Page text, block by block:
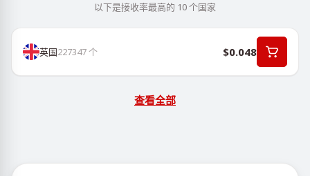
以下是接收率最高的 10 个国家
英国227347个 $0.048
查看全部